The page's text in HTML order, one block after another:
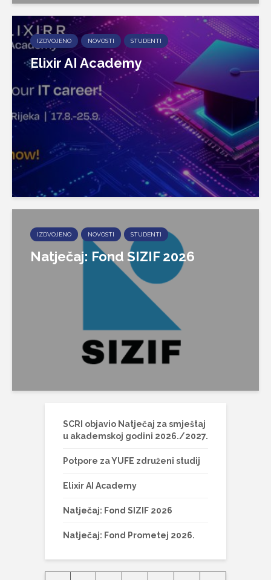
IZDVOJENO NOVOSTI STUDENTI
Elixir AI Academy
IZDVOJENO NOVOSTI STUDENTI
Natječaj: Fond SIZIF 2026
SCRI objavio Natječaj za smještaj
u akademskoj godini 2026./2027.
Potpore za YUFE združeni studij
Elixir AI Academy
Natječaj: Fond SIZIF 2026
Natječaj: Fond Prometej 2026.